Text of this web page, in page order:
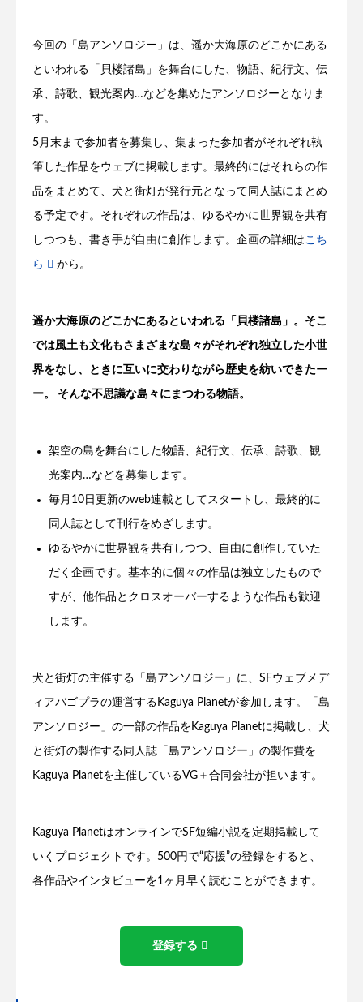
今回の「島アンソロジー」は、遥か大海原のどこかにある
といわれる「貝楼諸島」を舞台にした、物語、紀行文、伝
承、詩歌、観光案内…などを集めたアンソロジーとなりま
す。
5月末まで参加者を募集し、集まった参加者がそれぞれ執
筆した作品をウェブに掲載します。最終的にはそれらの作
品をまとめて、犬と街灯が発行元となって同人誌にまとめ
る予定です。それぞれの作品は、ゆるやかに世界観を共有
しつつも、書き手が自由に創作します。企画の詳細はこち
ら から。
遥か大海原のどこかにあるといわれる「貝楼諸島」。そこ
では風土も文化もさまざまな島々がそれぞれ独立した小世
界をなし、ときに互いに交わりながら歴史を紡いできたー
ー。 そんな不思議な島々にまつわる物語。
架空の島を舞台にした物語、紀行文、伝承、詩歌、観
光案内…などを募集します。
毎月10日更新のweb連載としてスタートし、最終的に
同人誌として刊行をめざします。
ゆるやかに世界観を共有しつつ、自由に創作していた
だく企画です。基本的に個々の作品は独立したもので
すが、他作品とクロスオーバーするような作品も歓迎
します。
犬と街灯の主催する「島アンソロジー」に、 SFウェブメデ
ィアバゴプラの運営する Kaguya Planetが参加します。「島
アンソロジー」の一部の作品を Kaguya Planetに掲載し、犬
と街灯の製作する同人誌「島アンソロジー」の製作費を
Kaguya Planetを主催しているVG ＋合同会社が担います。
Kaguya PlanetはオンラインでSF短編小説を定期掲載して
いくプロジェクトです。 500円で“応援”の登録をすると、
各作品やインタビューを1ヶ月早く読むことができます。
登録する